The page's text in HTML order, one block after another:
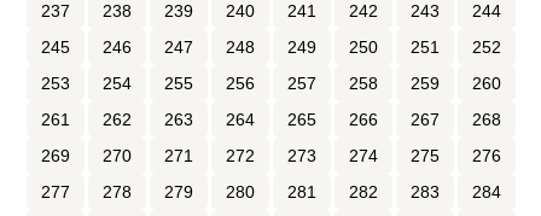
237
238 239 240 241 242 243
244
245
246 247 248 249 250 251
252
253
254 255 256 257 258 259
260
261
262 263 264 265 266 267
268
269
270 271 272 273 274 275
276
277
278 279 280 281 282 283
284